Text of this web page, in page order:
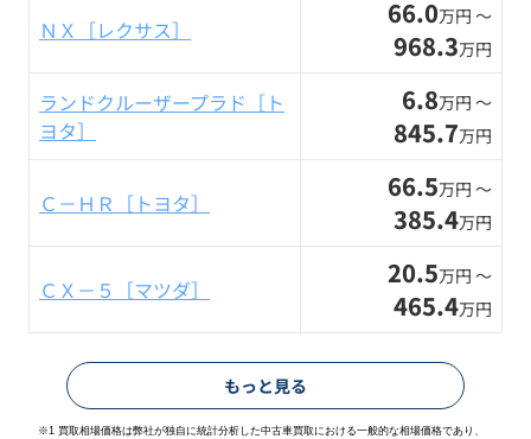
ＮＸ［レクサス］ 66.0万円 〜
968.3万円
ランドクルーザープラド［ト
ヨタ］
6.8万円 〜
845.7万円
Ｃ－ＨＲ［トヨタ］ 66.5万円 〜
385.4万円
ＣＸ－５［マツダ］ 20.5万円 〜
465.4万円
もっと見る
※1 買取相場価格は弊社が独自に統計分析した中古車買取における一般的な相場価格であり、